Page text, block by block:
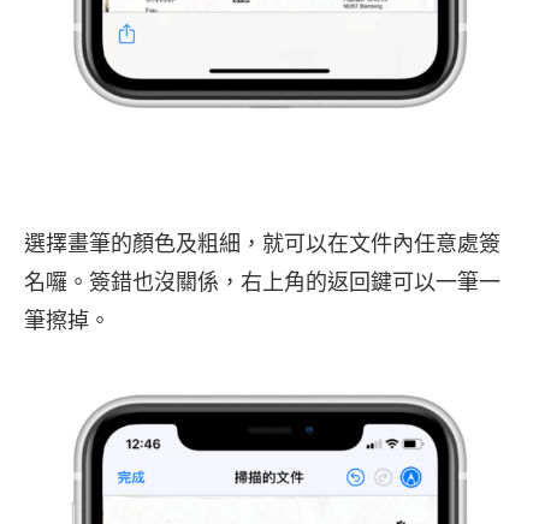
選擇畫筆的顏色及粗細，就可以在文件內任意處簽
名囉。簽錯也沒關係，右上角的返回鍵可以一筆一
筆擦掉。